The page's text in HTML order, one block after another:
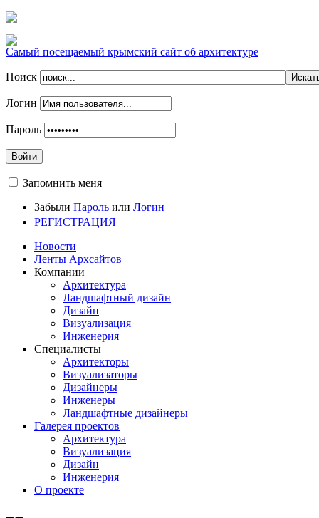
Самый посещаемый крымский сайт об архитектуре
Поиск
Логин
Пароль
Войти
Запомнить меня
Забыли Пароль или Логин
РЕГИСТРАЦИЯ
Новости
Ленты Архсайтов
Компании
Архитектура
Ландшафтный дизайн
Дизайн
Визуализация
Инженерия
Специалисты
Архитекторы
Визуализаторы
Дизайнеры
Инженеры
Ландшафтные дизайнеры
Галерея проектов
Архитектура
Визуализация
Дизайн
Инженерия
О проекте